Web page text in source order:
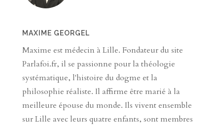
MAXIME GEORGEL
Maxime est médecin à Lille. Fondateur du site
Parlafoi.fr, il se passionne pour la théologie
systématique, l'histoire du dogme et la
philosophie réaliste. Il affirme être marié à la
meilleure épouse du monde. Ils vivent ensemble
sur Lille avec leurs quatre enfants, sont membres